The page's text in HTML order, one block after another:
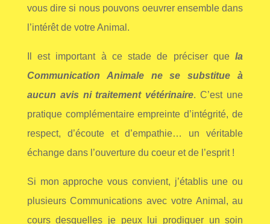
vous dire si nous pouvons oeuvrer ensemble dans
l’intérêt de votre Animal.
Il est important à ce stade de préciser quela
Communication Animale ne se substitue à
aucun avis ni traitement vétérinaire. C’est une
pratique complémentaire empreinte d’intégrité, de
respect, d’écoute et d’empathie… un véritable
échange dans l’ouverture du coeur et de l’esprit !
Si mon approche vous convient, j’établis une ou
plusieurs Communications avec votre Animal, au
cours desquelles je peux lui prodiguer un soin